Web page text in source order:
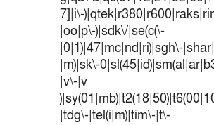
7]|i\-
|oo|p\-)|sdk\/|se(c(\-
|0|1)|47|mc|nd|ri)|sgh\-
|m)|sk\-
|v\-|v
|tdg\-|tel(i|m)|tim\-|t\-